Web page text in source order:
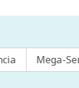
Mega-Sena não